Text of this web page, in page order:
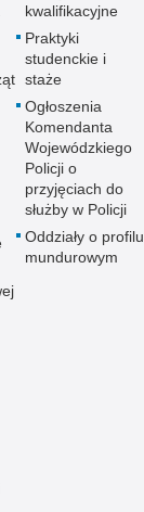
kwalifikacyjne
Praktyki
studenckie i
staże
Ogłoszenia
Komendanta
Wojewódzkiego
Policji o
przyjęciach do
służby w Policji
Oddziały o profilu
mundurowym